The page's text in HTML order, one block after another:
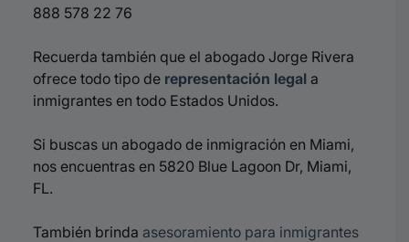
888 578 22 76
Recuerda también que el abogado Jorge Rivera
ofrece todo tipo de representación legal a
inmigrantes en todo Estados Unidos.
Si buscas un abogado de inmigración en Miami,
nos encuentras en 5820 Blue Lagoon Dr, Miami,
FL.
También brinda asesoramiento para inmigrantes